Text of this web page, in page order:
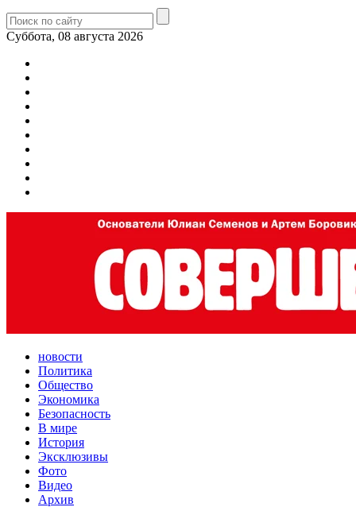
Суббота, 08 августа 2026
новости
Политика
Общество
Экономика
Безопасность
В мире
История
Эксклюзивы
Фото
Видео
Архив